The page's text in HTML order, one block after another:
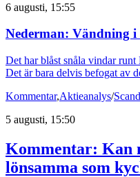
6 augusti, 15:55
Nederman: Vändning i
Det har blåst snåla vindar runt
Det är bara delvis befogat av
Kommentar,Aktieanalys/
5 augusti, 15:50
Kommentar: Kan
lönsamma som